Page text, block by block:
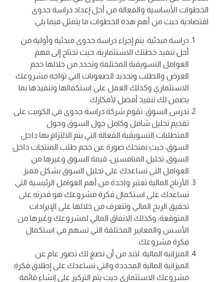
الخطوات الأساسية والفعالة من أجل إعداد دراسة جدوى
اقتصادية حيث من أهم هذه الخطوات ما يتمثل فيما يلي:
دراسة مبدئية: يتم إجراء دراسة جدوى مبدئية وأولية من
أجل تنفيذ خطتك الاستثمارية، حيث تحتاج إلى فهم
العوامل التسويقية المختلفة وتحدد من خلالها حجم
العرض والطلب وتحديد الصعوبات التي تواجه مشروعك
الاستثماري وكذلك العمل على استكمالها وتنفيذها بما
يضمن لك تنفيذ أفضل لأفكارك.
ندرس السوق: تقوم شركة دراسة جدوى في الكويت على
تقديم تحليل شامل وكامل حول السوق وحول
المتطلبات التسويقية الفعالة التي يتم الالتزام بها داخل
السوق، حيث نمنحك صورة عن حجم طلب المنتجات داخل
السوق، تحليل المنافسين، قيمة السوق وغيرها من
العوامل التي تساعدك على تحليل السوق بشكل مميز.
الأرباح المالية تعتبر واحدة من أهم العوامل الرئيسية التي
تساعدك على استكمال فكرة مشروعك هو قدرته على
تحقيق الربح المالي وتتعرف من خلالها على الإيرادات
المتوقعة، وكذلك الانفاق المالي لمشروعك وغيرها من
الأسس والمعايير المختلفة التي تسهم في استكمال
فكرة مشروعك.
الميزانية المالية: لابد من أن نضع لك تصور عام عن
الميزانية المالية المحددة والتي تساعدك على إطلاق فكرة
مشروعك الاستثماري حيث يتم التركيز على إنشاء قائمة